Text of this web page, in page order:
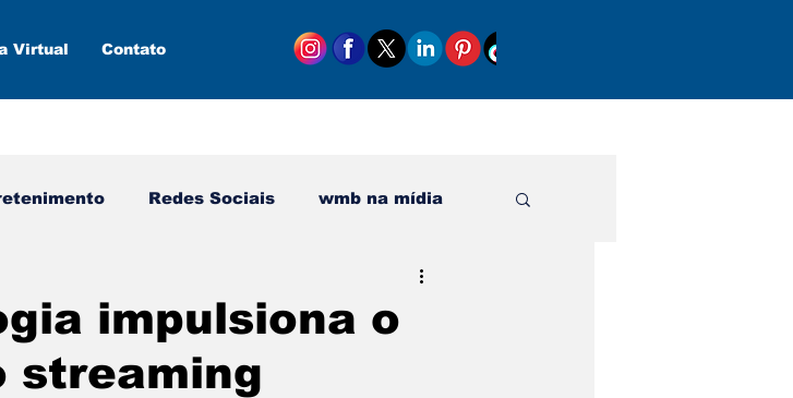
Virtual Contato
Redes Sociais wmb na mídia
impulsiona o
streaming